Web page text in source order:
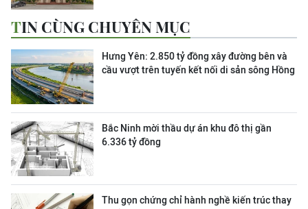
TIN CÙNG CHUYÊN MỤC
Hưng Yên: 2.850 tỷ đồng xây đường bên và
cầu vượt trên tuyến kết nối di sản sông Hồng
Bắc Ninh mời thầu dự án khu đô thị gần
6.336 tỷ đồng
Thu gọn chứng chỉ hành nghề kiến trúc thay